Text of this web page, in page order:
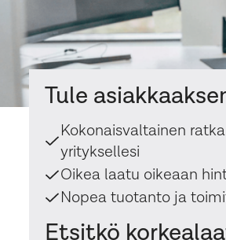
Tule
Kokonaisvaltainen
yrityksellesi
Oikea laatu oikeaan
Nopea tuotanto ja
Etsitkö